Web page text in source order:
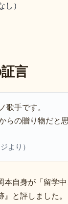
）
言
歌手です。
らの贈り物だと
より）
本自身が「留学
と評しました。